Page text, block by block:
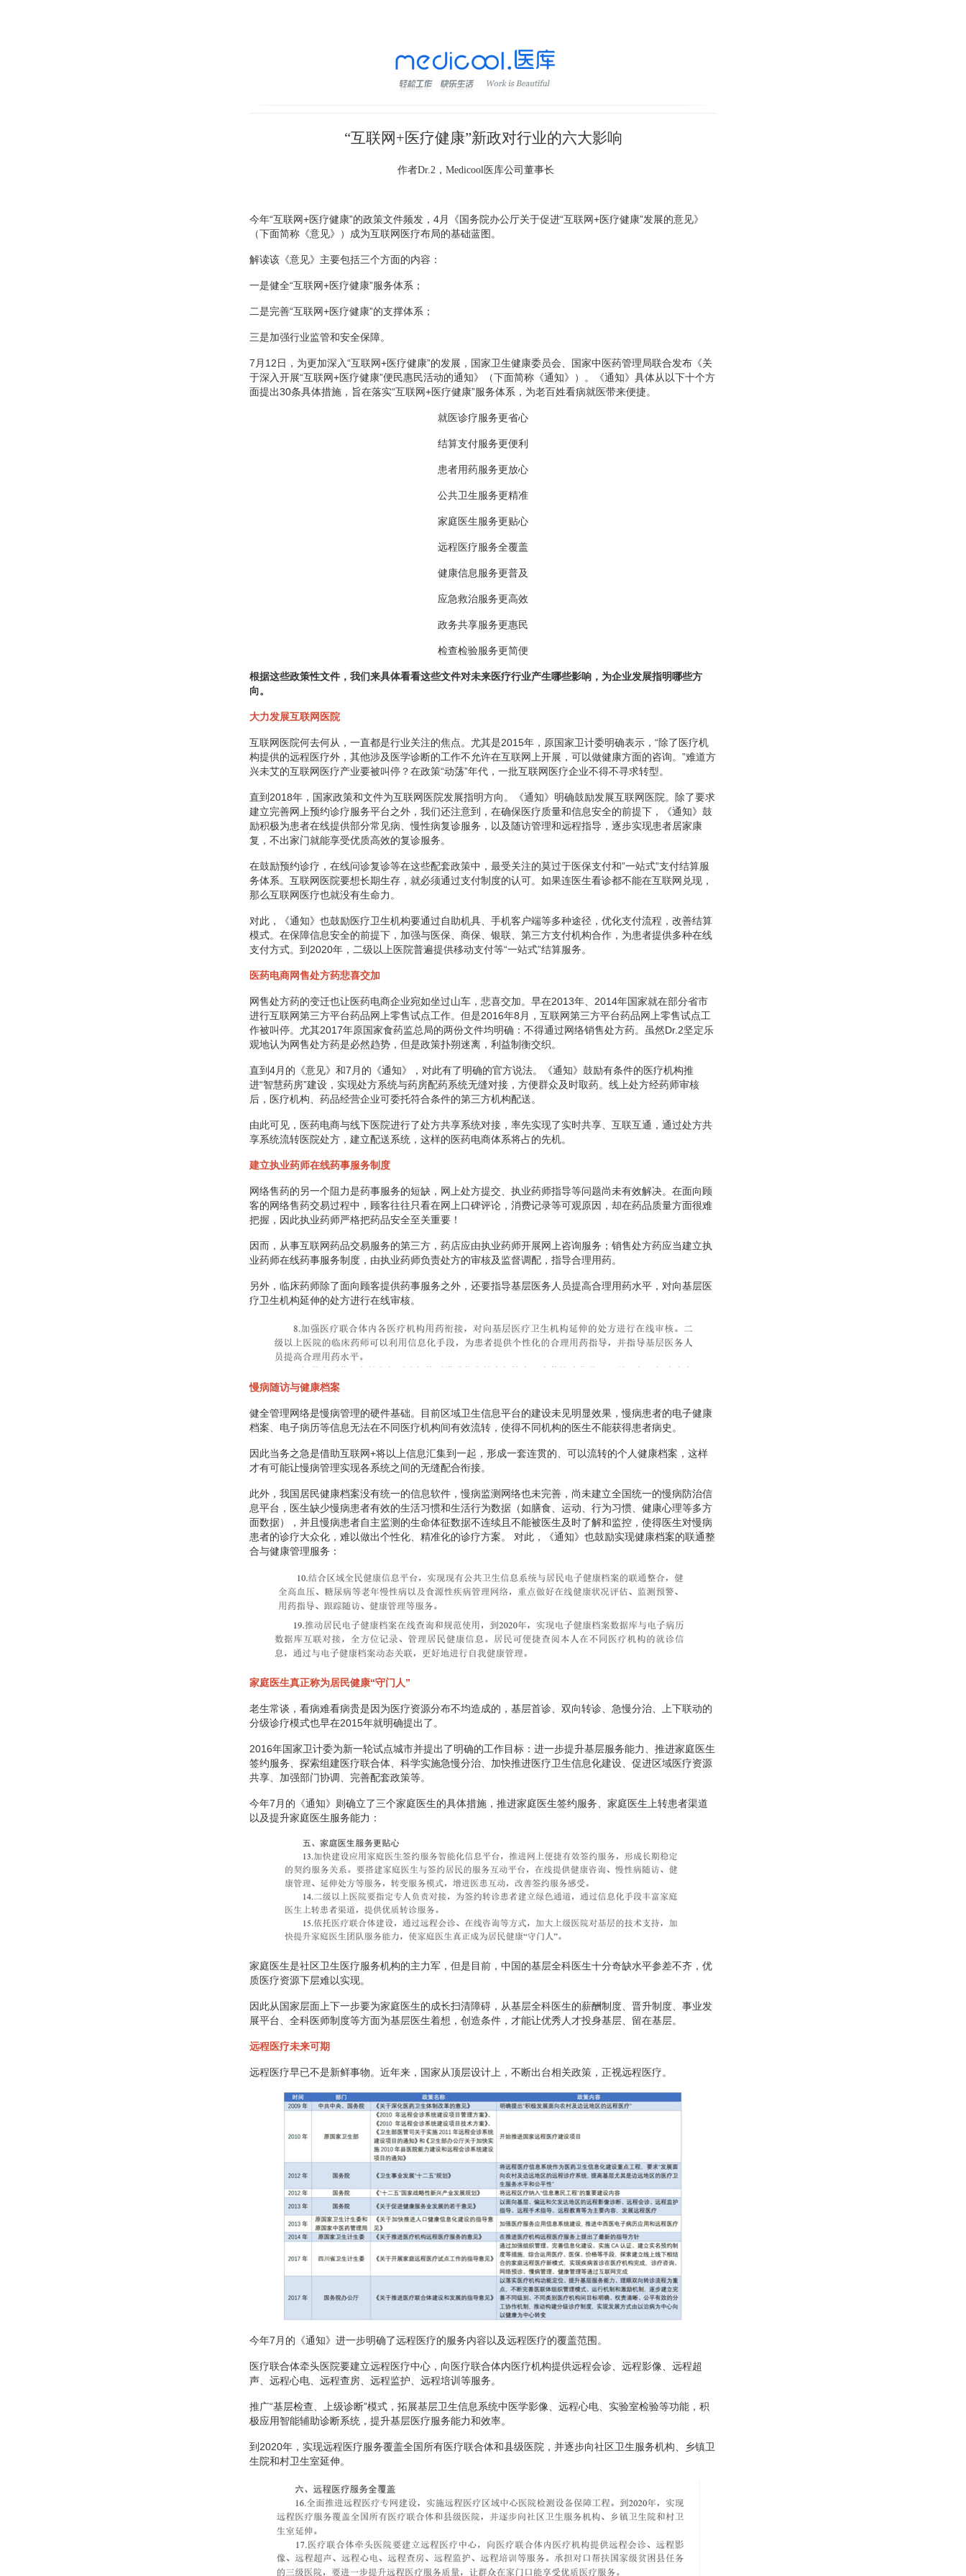
“互联网+医疗健康”新政对行业的六大影响
作者Dr.2，Medicool医库公司董事长
今年“互联网+医疗健康”的政策文件频发，4月《国务院办公厅关于促进“互联网+医疗健康”发展的意见》
（下面简称《意见》）成为互联网医疗布局的基础蓝图。
解读该《意见》主要包括三个方面的内容：
一是健全“互联网+医疗健康”服务体系；
二是完善“互联网+医疗健康”的支撑体系；
三是加强行业监管和安全保障。
7月12日，为更加深入“互联网+医疗健康”的发展，国家卫生健康委员会、国家中医药管理局联合发布《关
于深入开展“互联网+医疗健康”便民惠民活动的通知》（下面简称《通知》）。《通知》具体从以下十个方
面提出30条具体措施，旨在落实“互联网+医疗健康”服务体系，为老百姓看病就医带来便捷。
就医诊疗服务更省心
结算支付服务更便利
患者用药服务更放心
公共卫生服务更精准
家庭医生服务更贴心
远程医疗服务全覆盖
健康信息服务更普及
应急救治服务更高效
政务共享服务更惠民
检查检验服务更简便
根据这些政策性文件，我们来具体看看这些文件对未来医疗行业产生哪些影响，为企业发展指明哪些方
向。
大力发展互联网医院
互联网医院何去何从，一直都是行业关注的焦点。尤其是2015年，原国家卫计委明确表示，“除了医疗机
构提供的远程医疗外，其他涉及医学诊断的工作不允许在互联网上开展，可以做健康方面的咨询。”难道方
兴未艾的互联网医疗产业要被叫停？在政策“动荡”年代，一批互联网医疗企业不得不寻求转型。
直到2018年，国家政策和文件为互联网医院发展指明方向。《通知》明确鼓励发展互联网医院。除了要求
建立完善网上预约诊疗服务平台之外，我们还注意到，在确保医疗质量和信息安全的前提下，《通知》鼓
励积极为患者在线提供部分常见病、慢性病复诊服务，以及随访管理和远程指导，逐步实现患者居家康
复，不出家门就能享受优质高效的复诊服务。
在鼓励预约诊疗，在线问诊复诊等在这些配套政策中，最受关注的莫过于医保支付和”一站式”支付结算服
务体系。互联网医院要想长期生存，就必须通过支付制度的认可。如果连医生看诊都不能在互联网兑现，
那么互联网医疗也就没有生命力。
对此，《通知》也鼓励医疗卫生机构要通过自助机具、手机客户端等多种途径，优化支付流程，改善结算
模式。在保障信息安全的前提下，加强与医保、商保、银联、第三方支付机构合作，为患者提供多种在线
支付方式。到2020年，二级以上医院普遍提供移动支付等“一站式”结算服务。
医药电商网售处方药悲喜交加
网售处方药的变迁也让医药电商企业宛如坐过山车，悲喜交加。早在2013年、2014年国家就在部分省市
进行互联网第三方平台药品网上零售试点工作。但是2016年8月，互联网第三方平台药品网上零售试点工
作被叫停。尤其2017年原国家食药监总局的两份文件均明确：不得通过网络销售处方药。虽然Dr.2坚定乐
观地认为网售处方药是必然趋势，但是政策扑朔迷离，利益制衡交织。
直到4月的《意见》和7月的《通知》，对此有了明确的官方说法。《通知》鼓励有条件的医疗机构推
进“智慧药房”建设，实现处方系统与药房配药系统无缝对接，方便群众及时取药。线上处方经药师审核
后，医疗机构、药品经营企业可委托符合条件的第三方机构配送。
由此可见，医药电商与线下医院进行了处方共享系统对接，率先实现了实时共享、互联互通，通过处方共
享系统流转医院处方，建立配送系统，这样的医药电商体系将占的先机。
建立执业药师在线药事服务制度
网络售药的另一个阻力是药事服务的短缺，网上处方提交、执业药师指导等问题尚未有效解决。在面向顾
客的网络售药交易过程中，顾客往往只看在网上口碑评论，消费记录等可观原因，却在药品质量方面很难
把握，因此执业药师严格把药品安全至关重要！
因而，从事互联网药品交易服务的第三方，药店应由执业药师开展网上咨询服务；销售处方药应当建立执
业药师在线药事服务制度，由执业药师负责处方的审核及监督调配，指导合理用药。
另外，临床药师除了面向顾客提供药事服务之外，还要指导基层医务人员提高合理用药水平，对向基层医
疗卫生机构延伸的处方进行在线审核。
慢病随访与健康档案
健全管理网络是慢病管理的硬件基础。目前区域卫生信息平台的建设未见明显效果，慢病患者的电子健康
档案、电子病历等信息无法在不同医疗机构间有效流转，使得不同机构的医生不能获得患者病史。
因此当务之急是借助互联网+将以上信息汇集到一起，形成一套连贯的、可以流转的个人健康档案，这样
才有可能让慢病管理实现各系统之间的无缝配合衔接。
此外，我国居民健康档案没有统一的信息软件，慢病监测网络也未完善，尚未建立全国统一的慢病防治信
息平台，医生缺少慢病患者有效的生活习惯和生活行为数据（如膳食、运动、行为习惯、健康心理等多方
面数据），并且慢病患者自主监测的生命体征数据不连续且不能被医生及时了解和监控，使得医生对慢病
患者的诊疗大众化，难以做出个性化、精准化的诊疗方案。 对此，《通知》也鼓励实现健康档案的联通整
合与健康管理服务：
家庭医生真正称为居民健康“守门人”
老生常谈，看病难看病贵是因为医疗资源分布不均造成的，基层首诊、双向转诊、急慢分治、上下联动的
分级诊疗模式也早在2015年就明确提出了。
2016年国家卫计委为新一轮试点城市并提出了明确的工作目标：进一步提升基层服务能力、推进家庭医生
签约服务、探索组建医疗联合体、科学实施急慢分治、加快推进医疗卫生信息化建设、促进区域医疗资源
共享、加强部门协调、完善配套政策等。
今年7月的《通知》则确立了三个家庭医生的具体措施，推进家庭医生签约服务、家庭医生上转患者渠道
以及提升家庭医生服务能力：
家庭医生是社区卫生医疗服务机构的主力军，但是目前，中国的基层全科医生十分奇缺水平参差不齐，优
质医疗资源下层难以实现。
因此从国家层面上下一步要为家庭医生的成长扫清障碍，从基层全科医生的薪酬制度、晋升制度、事业发
展平台、全科医师制度等方面为基层医生着想，创造条件，才能让优秀人才投身基层、留在基层。
远程医疗未来可期
远程医疗早已不是新鲜事物。近年来，国家从顶层设计上，不断出台相关政策，正视远程医疗。
今年7月的《通知》进一步明确了远程医疗的服务内容以及远程医疗的覆盖范围。
医疗联合体牵头医院要建立远程医疗中心，向医疗联合体内医疗机构提供远程会诊、远程影像、远程超
声、远程心电、远程查房、远程监护、远程培训等服务。
推广“基层检查、上级诊断”模式，拓展基层卫生信息系统中医学影像、远程心电、实验室检验等功能，积
极应用智能辅助诊断系统，提升基层医疗服务能力和效率。
到2020年，实现远程医疗服务覆盖全国所有医疗联合体和县级医院，并逐步向社区卫生服务机构、乡镇卫
生院和村卫生室延伸。